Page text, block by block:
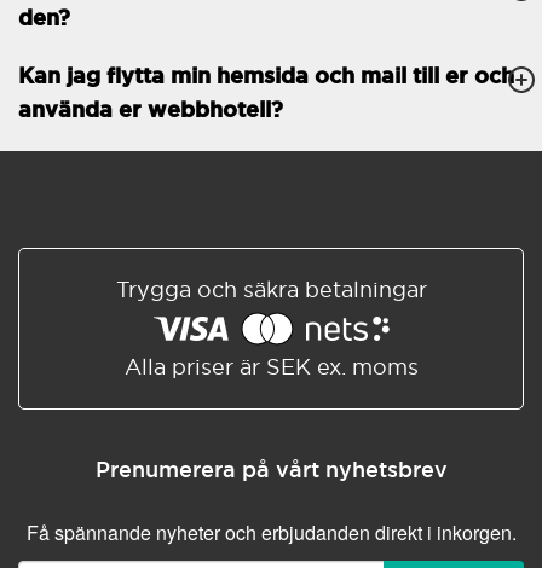
Databaser Obegränsat
E-POSTFUNKTIONER
IMAP/CalDAV/CardDAV
Spamskydd Standard
Delad/Synkroniserad
adressbok
E-postfiltrering
Autosvar
den?
Kan jag flytta min hemsida och mail till er och
använda er webbhotell?
Trygga och säkra betalningar
Alla priser är SEK ex. moms
Prenumerera på vårt nyhetsbrev
Få spännande nyheter och erbjudanden direkt i inkorgen.